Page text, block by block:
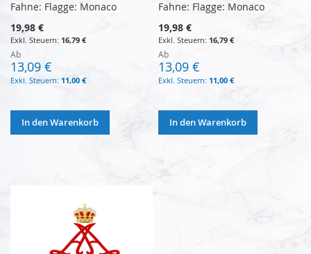
Fahne: Flagge: Monaco
19,98 €
16,79 €
Ab
13,09 €
11,00 €
In den Warenkorb
Fahne: Flagge: Monaco
19,98 €
16,79 €
Ab
13,09 €
11,00 €
In den Warenkorb